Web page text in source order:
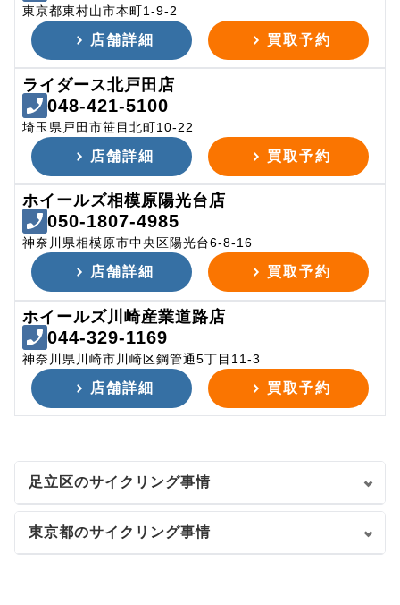
東京都東村山市本町1-9-2
店舗詳細 買取予約
ライダース北戸田店
048-421-5100
埼玉県戸田市笹目北町10-22
店舗詳細 買取予約
ホイールズ相模原陽光台店
050-1807-4985
神奈川県相模原市中央区陽光台6-8-16
店舗詳細 買取予約
ホイールズ川崎産業道路店
044-329-1169
神奈川県川崎市川崎区鋼管通5丁目11-3
店舗詳細 買取予約
足立区のサイクリング事情
東京都のサイクリング事情